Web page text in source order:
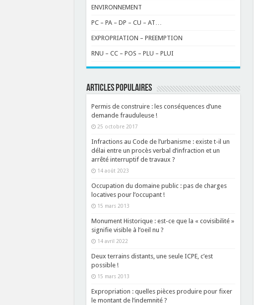
ENVIRONNEMENT
PC – PA – DP – CU – AT…
EXPROPRIATION – PREEMPTION
RNU – CC – POS – PLU – PLUI
ARTICLES POPULAIRES
Permis de construire : les conséquences d’une
demande frauduleuse !
25 octobre 2017
Infractions au Code de l’urbanisme : existe t-il un
délai entre un procès verbal d’infraction et un
arrêté interruptif de travaux ?
14 août 2023
Occupation du domaine public : pas de charges
locatives pour l’occupant !
15 mars 2013
Monument Historique : est-ce que la « covisibilité »
signifie visible à l’oeil nu ?
14 avril 2022
Deux terrains distants, une seule ICPE, c’est
possible !
15 mars 2013
Expropriation : quelles pièces produire pour fixer
le montant de l’indemnité ?